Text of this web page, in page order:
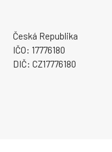
Česká Republika
IČO: 17776180
DIČ: CZ17776180